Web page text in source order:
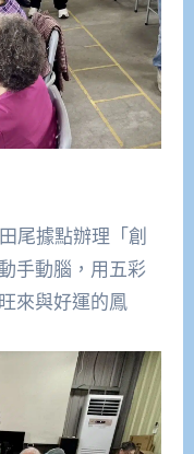
尾據點辦理「創
手動腦，用五彩
來與好運的鳳